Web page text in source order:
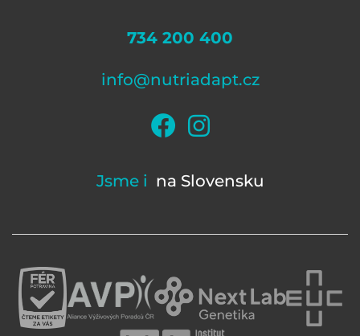
734 200 400
info@nutriadapt.cz
Jsme i na Slovensku